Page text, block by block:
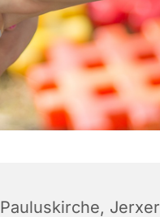
Pauluskirche, Jerxer